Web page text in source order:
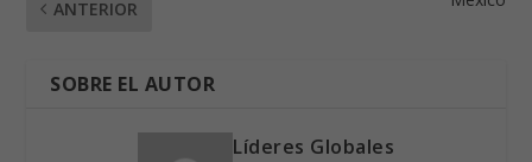
ANTERIOR
SOBRE EL AUTOR
Líderes Globales